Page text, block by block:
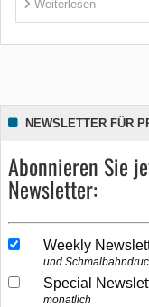
Weiterlesen
NEWSLETTER FÜR
Abonnieren Sie
Newsletter:
Weekly
und
Special
monatlich